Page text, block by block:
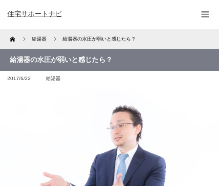
住宅サポートナビ
Home 給湯器 給湯器の水圧が弱いと感じたら？
給湯器の水圧が弱いと感じたら？
2017/6/22 給湯器